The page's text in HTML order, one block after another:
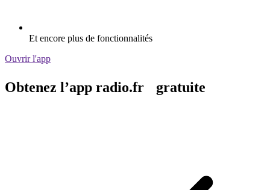
Et encore plus de fonctionnalités
Ouvrir l'app
Obtenez l’app radio.fr gratuite